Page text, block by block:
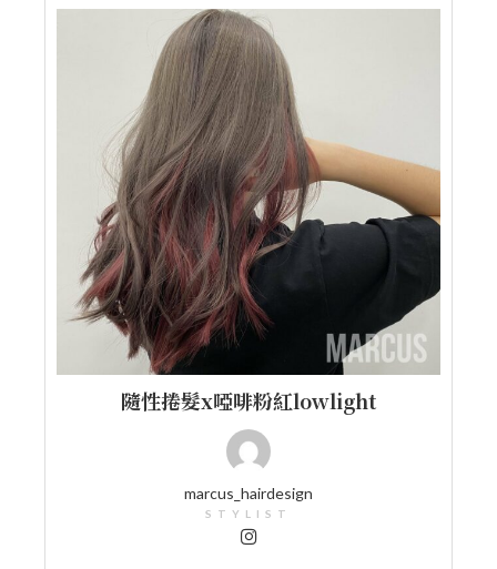
隨性捲髮x啞啡粉紅lowlight
marcus_hairdesign
STYLIST